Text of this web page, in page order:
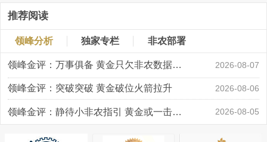
推荐阅读
领峰分析 独家专栏 非农部署
领峰金评：万事俱备 黄金只欠非农数据“东风” 2026-08-07
领峰金评：突破突破 黄金破位火箭拉升 2026-08-06
领峰金评：静待小非农指引 黄金或一击破局 2026-08-05